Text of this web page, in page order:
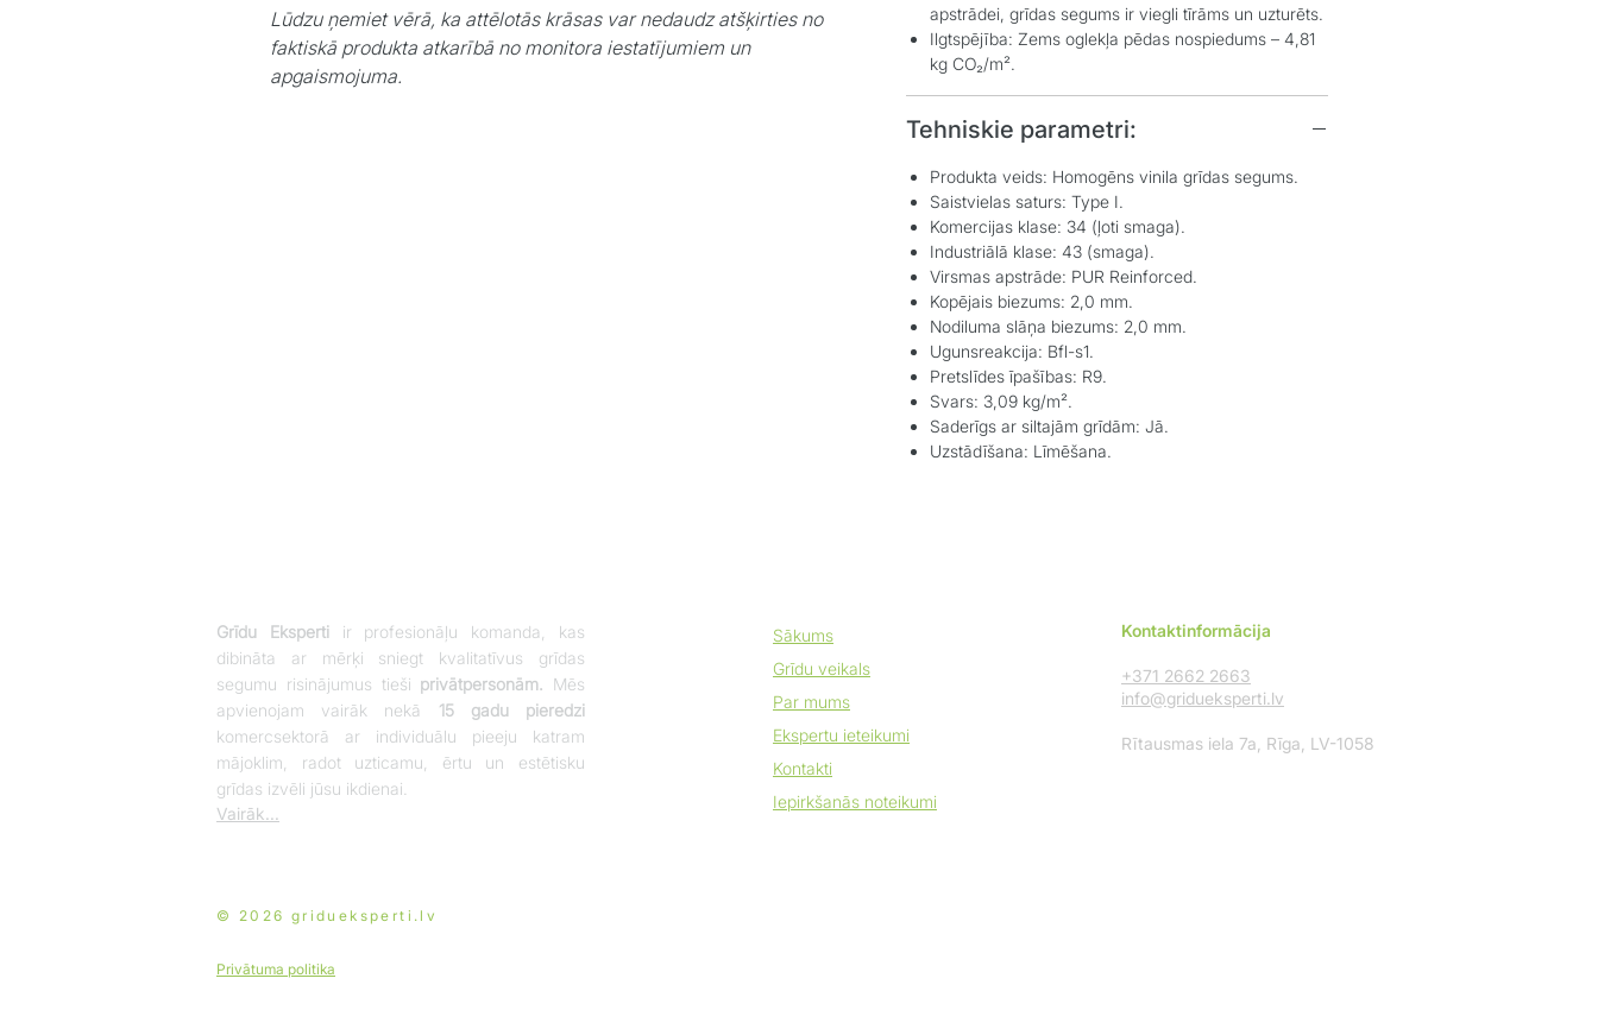
Lūdzu ņemiet vērā, ka attēlotās krāsas var nedaudz atšķirties no
faktiskā produkta atkarībā no monitora iestatījumiem un
apgaismojuma.
apstrādei, grīdas segums ir viegli tīrāms un uzturēts.
Ilgtspējība: Zems oglekļa pēdas nospiedums – 4,81
kg CO₂/m².
Tehniskie parametri:
Produkta veids: Homogēns vinila grīdas segums.
Saistvielas saturs: Type I.
Komercijas klase: 34 (ļoti smaga).
Industriālā klase: 43 (smaga).
Virsmas apstrāde: PUR Reinforced.
Kopējais biezums: 2,0 mm.
Nodiluma slāņa biezums: 2,0 mm.
Ugunsreakcija: Bfl-s1.
Pretslīdes īpašības: R9.
Svars: 3,09 kg/m².
Saderīgs ar siltajām grīdām: Jā.
Uzstādīšana: Līmēšana.
Grīdu Ekspertiir profesionāļu komanda, kas
dibināta ar mērķi sniegt kvalitatīvus grīdas
segumu risinājumus tieši privātpersonām. Mēs
apvienojam vairāk nekā 15 gadu pieredzi
komercsektorā ar individuālu pieeju katram
mājoklim, radot uzticamu, ērtu un estētisku
grīdas izvēli jūsu ikdienai.
Vairāk...
Sākums
Grīdu veikals
Par mums
Ekspertu ieteikumi
Kontakti
Iepirkšanās noteikumi
Kontaktinformācija
+371 2662 2663
info@gridueksperti.lv
Rītausmas iela 7a, Rīga, LV-1058
© 2026 gridueksperti.lv
Privātuma politika